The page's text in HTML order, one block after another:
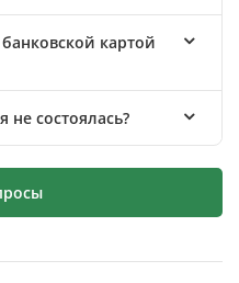
картой
не состоялась?